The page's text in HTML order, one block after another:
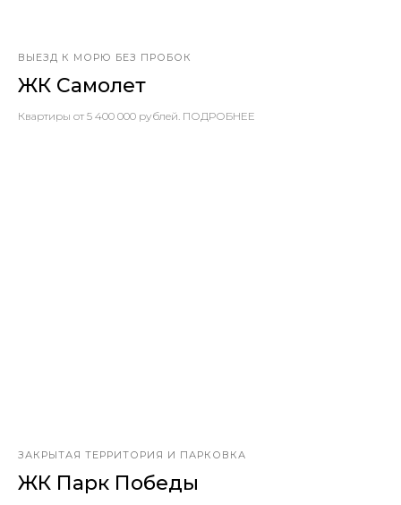
ВЫЕЗД К МОРЮ БЕЗ ПРОБОК
ЖК Самолет
Квартиры от 5 400 000 рублей. ПОДРОБНЕЕ
ЗАКРЫТАЯ ТЕРРИТОРИЯ И ПАРКОВКА
ЖК Парк Победы